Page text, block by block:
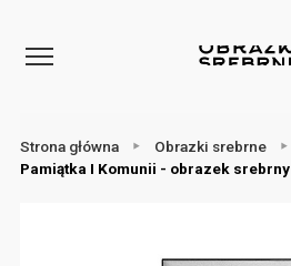
Strona główna Obrazki srebrne
Pamiątka I Komunii - obrazek srebrny